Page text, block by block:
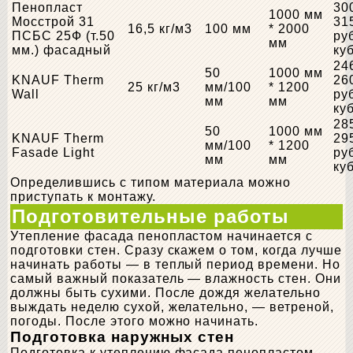
Пенопласт
Мосстрой 31
ПСБС 25Ф (т.50
мм.) фасадный
16,5 кг/м3 100 мм
1000 мм
* 2000
мм
KNAUF Therm
Wall
25 кг/м3
50
мм/100
мм
1000 мм
* 1200
мм
KNAUF Therm
Fasade Light
50
мм/100
мм
1000 мм
* 1200
мм
Определившись с типом материала можно
приступать к монтажу.
Подготовительные работы
Утепление фасада пенопластом начинается с
подготовки стен. Сразу скажем о том, когда лучше
начинать работы — в теплый период времени. Но
самый важный показатель — влажность стен. Они
должны быть сухими. После дождя желательно
выждать неделю сухой, желательно, — ветреной,
погоды. После этого можно начинать.
Подготовка наружных стен